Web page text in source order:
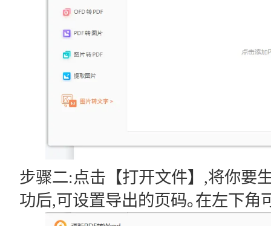
步骤二:点击【打开文件】,将你要
功后,可设置导出的页码｡在左下角